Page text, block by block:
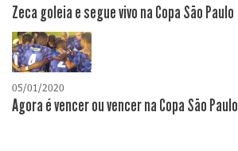
Zeca goleia e segue vivo na Copa São Paulo
05/01/2020
Agora é vencer ou vencer na Copa São Paulo